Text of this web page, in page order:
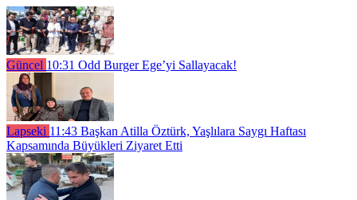
Güncel 10:31 Odd Burger Ege’yi Sallayacak!
Lapseki 11:43 Başkan Atilla Öztürk, Yaşlılara Saygı Haftası
Kapsamında Büyükleri Ziyaret Etti